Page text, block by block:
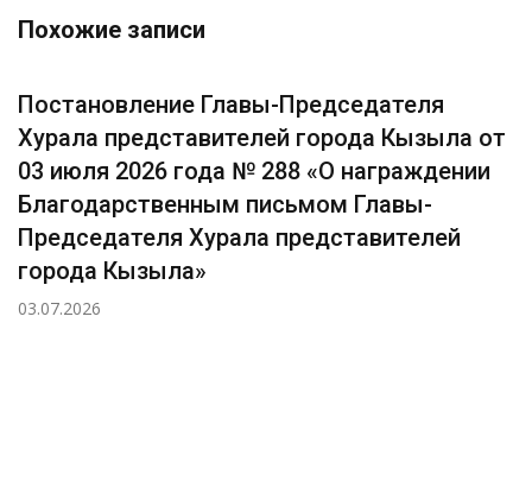
Похожие записи
Постановление Главы-Председателя
Хурала представителей города Кызыла от
03 июля 2026 года № 288 «О награждении
Благодарственным письмом Главы-
Председателя Хурала представителей
города Кызыла»
03.07.2026